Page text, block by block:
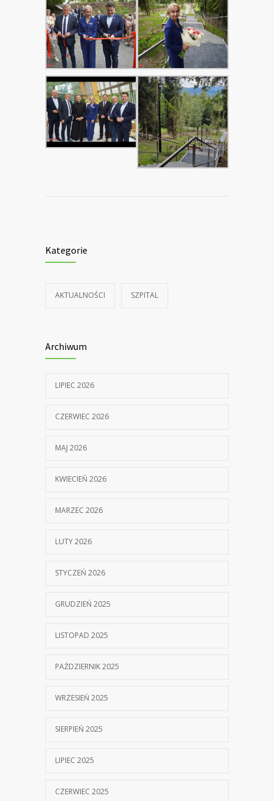
Kategorie
AKTUALNOŚCI SZPITAL
Archiwum
LIPIEC 2026
CZERWIEC 2026
MAJ 2026
KWIECIEŃ 2026
MARZEC 2026
LUTY 2026
STYCZEŃ 2026
GRUDZIEŃ 2025
LISTOPAD 2025
PAŹDZIERNIK 2025
WRZESIEŃ 2025
SIERPIEŃ 2025
LIPIEC 2025
CZERWIEC 2025